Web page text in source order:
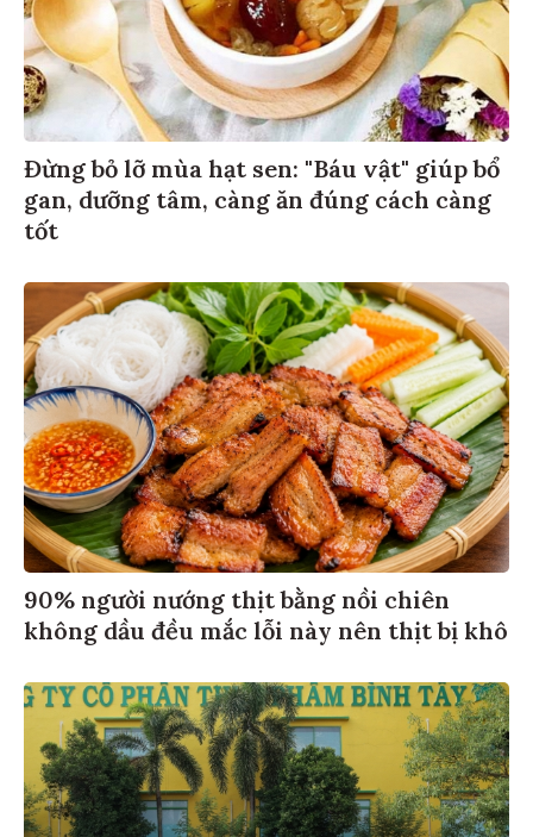
Đừng bỏ lỡ mùa hạt sen: "Báu vật" giúp bổ
gan, dưỡng tâm, càng ăn đúng cách càng
tốt
90% người nướng thịt bằng nồi chiên
không dầu đều mắc lỗi này nên thịt bị khô